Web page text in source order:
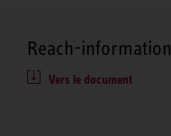
Reach-information
Vers le document